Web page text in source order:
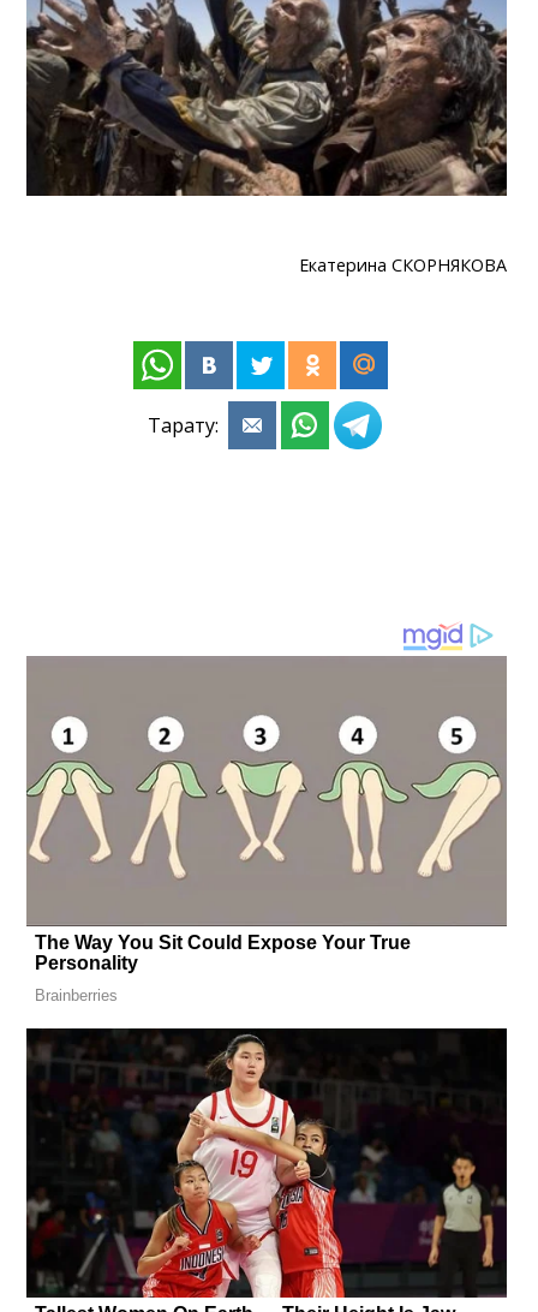
Екатерина СКОРНЯКОВА
Тарату: